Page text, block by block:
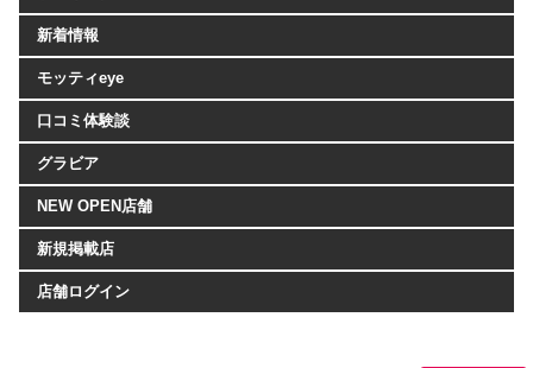
新着情報
モッティeye
口コミ体験談
グラビア
NEW OPEN店舗
新規掲載店
店舗ログイン